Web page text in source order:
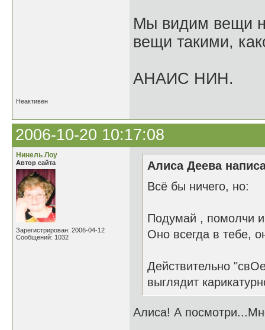
Мы видим вещи
вещи такими,
АНАИС НИН.
Неактивен
2006-10-20 10:17:08
Нинель Лоу
Автор сайта
Зарегистрирован: 2006-04-12
Сообщений: 1032
Алиса Деева
Всё бы ничего, но:
Подумай , помолчи
Оно всегда в тебе,
Действительно
выглядит
Алиса! А